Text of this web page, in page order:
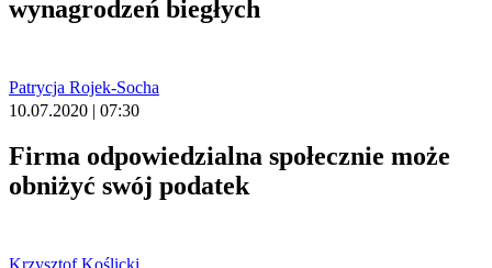
wynagrodzeń biegłych
Patrycja Rojek-Socha
10.07.2020 | 07:30
Firma odpowiedzialna społecznie może
obniżyć swój podatek
Krzysztof Koślicki